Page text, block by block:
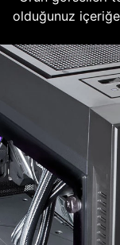
olduğunuz